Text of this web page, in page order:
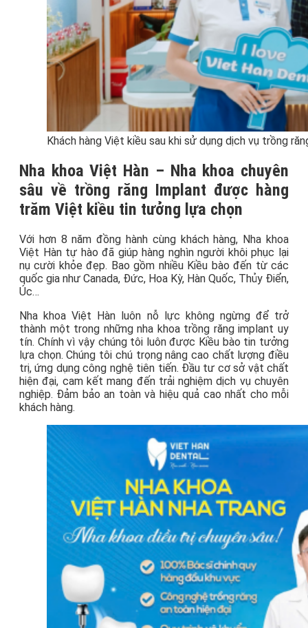
Khách hàng Việt kiều sau khi sử dụng dịch vụ trồng
Nha khoa Việt Hàn – Nha khoa chuyên
sâu về trồng răng Implant được hàng
trăm Việt kiều tin tưởng lựa chọn
Với hơn 8 năm đồng hành cùng khách hàng, Nha khoa
Việt Hàn tự hào đã giúp hàng nghìn người khôi phục lại
nụ cười khỏe đẹp. Bao gồm nhiều Kiều bào đến từ các
quốc gia như Canada, Đức, Hoa Kỳ, Hàn Quốc, Thủy Điển,
Úc…
Nha khoa Việt Hàn luôn nỗ lực không ngừng để trở
thành một trong những nha khoa trồng răng implant uy
tín. Chính vì vậy chúng tôi luôn được Kiều bào tin tưởng
lựa chọn. Chúng tôi chú trọng nâng cao chất lượng điều
trị, ứng dụng công nghệ tiên tiến. Đầu tư cơ sở vật chất
hiện đại, cam kết mang đến trải nghiệm dịch vụ chuyên
nghiệp. Đảm bảo an toàn và hiệu quả cao nhất cho mỗi
khách hàng.